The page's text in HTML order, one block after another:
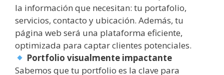
la información que necesitan: tu portafolio,
servicios, contacto y ubicación. Además, tu
página web será una plataforma eficiente,
optimizada para captar clientes potenciales.
Portfolio visualmente impactante
Sabemos que tu portfolio es la clave para